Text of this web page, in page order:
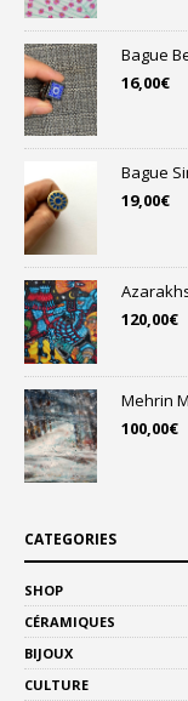
Bague
16,00€
Bague
19,00€
120,00€
Mehrin
100,00€
CATEGORIES
SHOP
CÉRAMIQUES
BIJOUX
CULTURE